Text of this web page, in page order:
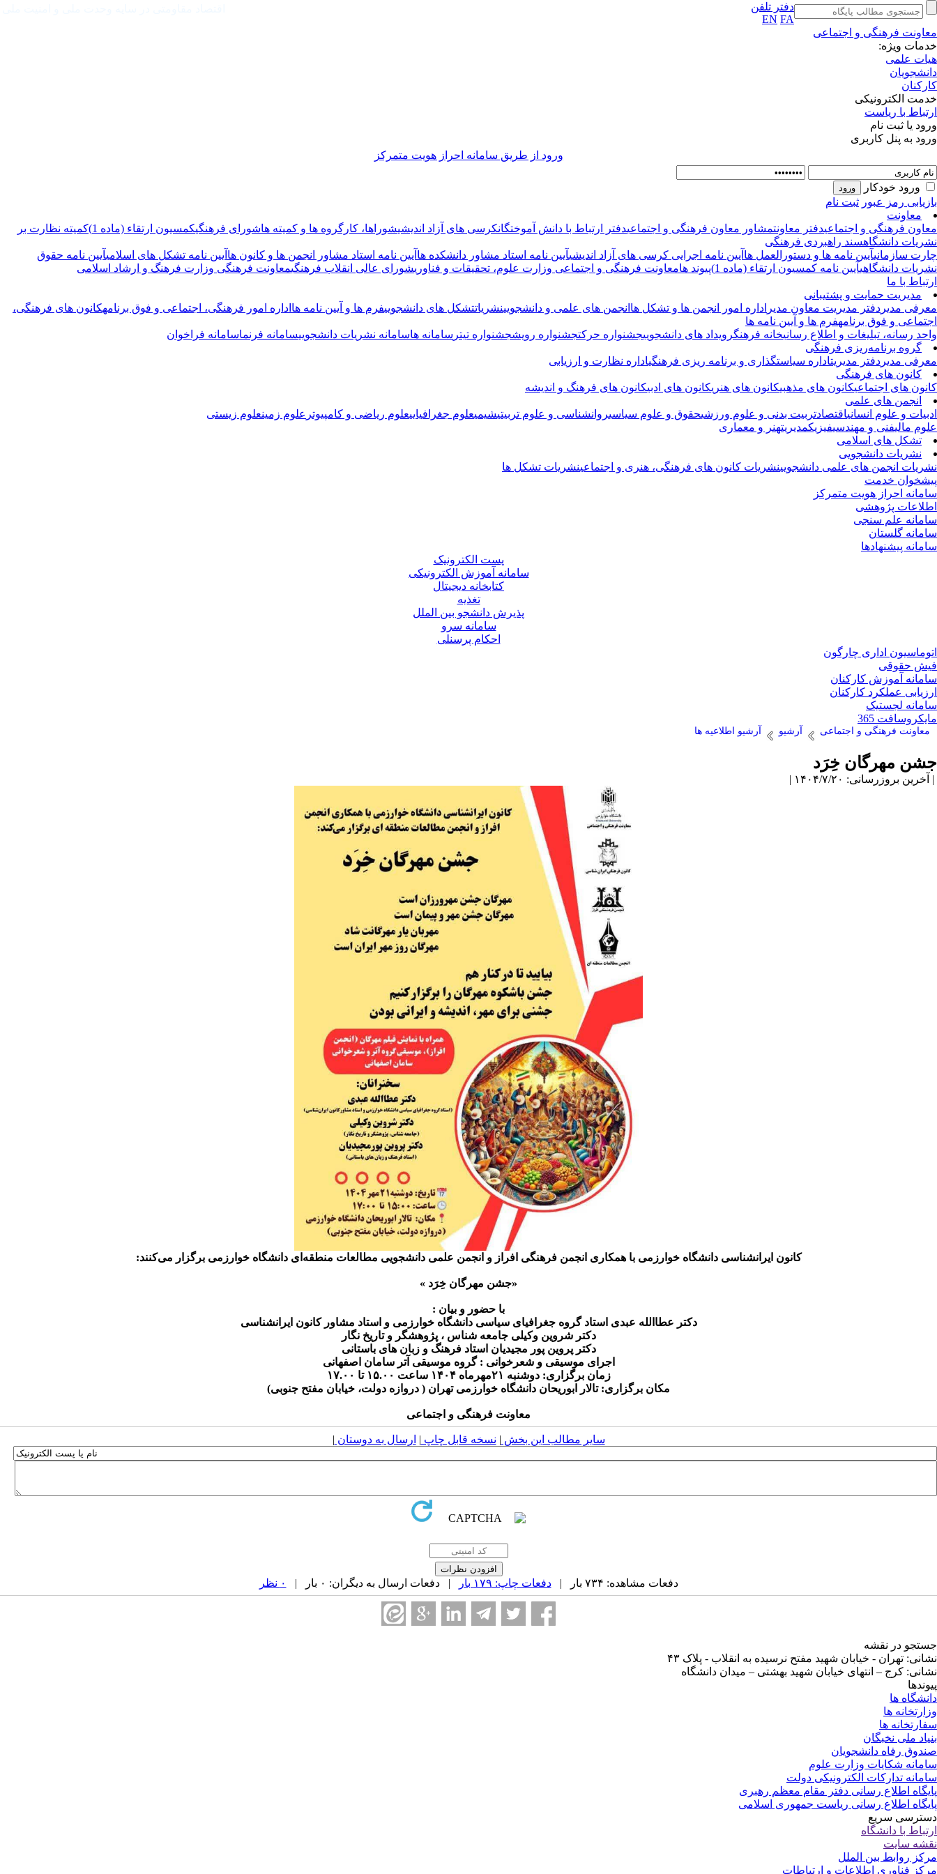
دفتر تلفن
EN FA
معاونت فرهنگی و اجتماعی
خدمات ویژه:
هیات علمی
دانشجویان
کارکنان
خدمت الکترونیکی
ارتباط با ریاست
ورود یا ثبت نام
ورود به پنل کاربری
ورود از طريق سامانه احراز هويت متمركز
ورود خودکار
بازیابی رمز عبور ثبت نام
معاونت
معاون فرهنگی و اجتماعیدفتر معاونتمشاور معاون فرهنگی و اجتماعیدفتر ارتباط با دانش آموختگانکرسی های آزاد اندیشیشوراها، کارگروه ها و کمیته هاشورای فرهنگیکمسیون ارتقاء (ماده 1)
کمیته نظارت بر
نشریات دانشگاهسند راهبردی فرهنگی
چارت سازمانیآیین نامه ها و دستورالعمل ها آیین نامه اجرایی کرسی های آزاد اندیشیآیین نامه استاد مشاور دانشکده ها آیین نامه استاد مشاور انجمن ها و کانون ها آیین نامه تشکل های اسلامیآیین نامه حقوق
نشریات دانشگاهیآیین نامه کمسیون ارتقاء (ماده 1) پیوند هامعاونت فرهنگی و اجتماعی وزارت علوم، تحقیقات و فناوریشورای عالی انقلاب فرهنگیمعاونت فرهنگی وزارت فرهنگ و ارشاد اسلامی
ارتباط با ما
مدیریت حمایت و پشتیبانی
معرفی مدیر دفتر مدیریت معاون مدیر اداره امور انجمن ها و تشکل ها انجمن های علمی و دانشجویینشریاتتشکل های دانشجوییفرم ها و آیین نامه ها اداره امور فرهنگی، اجتماعی و فوق برنامهکانون های فرهنگی،
اجتماعی و فوق برنامهفرم ها و آیین نامه ها
واحد رسانه، تبلیغات و اطلاع رسانیخانه فرهنگرویداد های دانشجوییجشنواره حرکتجشنواره رویشجشنواره تیتر سامانه هاسامانه نشریات دانشجوییسامانه فرنماسامانه فراخوان
گروه برنامه‌ریزی فرهنگی
معرفی مدیر دفتر مدیریتاداره سیاستگذاری و برنامه ریزی فرهنگیاداره نظارت و ارزیابی
کانون های فرهنگی
کانون های اجتماعیکانون های مذهبیکانون های هنریکانون های ادبیکانون های فرهنگ و اندیشه
انجمن های علمی
ادبیات و علوم انسانیاقتصادتربیت بدنی و علوم ورزشیحقوق و علوم سیاسیروانشناسی و علوم تربیتیشیمیعلوم جغرافیاییعلوم ریاضی و کامپیوتر علوم زمینعلوم زیستی
علوم مالیفنی و مهندسیفیزیکمدیریتهنر و معماری
تشکل های اسلامی
نشریات دانشجویی
نشریات انجمن های علمی دانشجویینشریات کانون های فرهنگی، هنری و اجتماعینشریات تشکل ها
پیشخوان خدمت
سامانه احراز هویت متمرکز
اطلاعات پژوهشی
سامانه علم سنجی
سامانه گلستان
سامانه پیشنهادها
پست الکترونیک
سامانه آموزش الکترونیکی
کتابخانه دیجیتال
تغذیه
پذیرش دانشجو بین الملل
سامانه سرو
احکام پرسنلی
اتوماسیون اداری چارگون
فیش حقوقی
سامانه آموزش کارکنان
ارزیابی عملکرد کارکنان
سامانه لجستیک
مایکروسافت 365
معاونت فرهنگی و اجتماعی آرشیو آرشیو اطلاعیه ها
جشن مهرگان خِرَد
| آخرین بروزرسانی: ۱۴۰۴/۷/۲۰ |
کانون ایرانشناسی دانشگاه خوارزمی با همکاری انجمن فرهنگی افراز و انجمن علمی دانشجویی مطالعات منطقه‌ای دانشگاه خوارزمی برگزار می‌کنند:
«جشن مهرگان خِرَد »
️با حضور و بیان :
دکتر عطاالله عبدی استاد گروه جغرافیای سیاسی دانشگاه خوارزمی و استاد مشاور کانون ایرانشناسی
دکتر شروین وکیلی جامعه شناس ، پژوهشگر و تاریخ نگار
دکتر پروین پور مجیدیان استاد فرهنگ و زبان های باستانی
️اجرای موسیقی و شعرخوانی : گروه موسیقی آتر سامان اصفهانی
زمان برگزاری: دوشنبه ۲۱مهرماه ۱۴۰۴ ساعت ۱۵.۰۰ تا ۱۷.۰۰
مکان برگزاری: تالار ابوریحان دانشگاه خوارزمی تهران ( دروازه دولت، خیابان مفتح جنوبی)
معاونت فرهنگی و اجتماعی
سایر مطالب این بخش | نسخه قابل چاپ | ارسال به دوستان |
دفعات مشاهده: ۷۳۴ بار | دفعات چاپ: ۱۷۹ بار | دفعات ارسال به دیگران: ۰ بار | ۰ نظر
جستجو در نقشه
نشانی: تهران - خیابان شهید مفتح نرسیده به انقلاب - پلاک ۴۳
نشانی: کرج – انتهای خیابان شهید بهشتی – میدان دانشگاه
پیوندها
دانشگاه ها
وزارتخانه ها
سفارتخانه ها
بنیاد ملی نخبگان
صندوق رفاه دانشجویان
سامانه شکایات وزارت علوم
سامانه تدارکات الکترونیکی دولت
پایگاه اطلاع رسانی دفتر مقام معظم رهبری
پایگاه اطلاع رسانی ریاست جمهوری اسلامی
دسترسی سریع
ارتباط با دانشگاه
نقشه سایت
مرکز روابط بین الملل
مرکز فناوری اطلاعات و ارتباطات